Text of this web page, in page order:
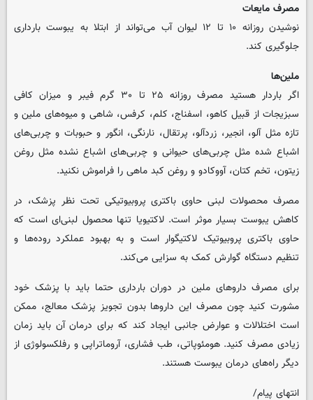
مصرف مایعات
نوشیدن روزانه ۱۰ تا ۱۲ لیوان آب می‌تواند از ابتلا به یبوست بارداری
جلوگیری کند.
ملین‌ها
اگر باردار هستید مصرف روزانه ۲۵ تا ۳۰ گرم فیبر و میزان کافی
سبزیجات از قبیل کاهو، اسفناج، کلم، کرفس، شاهی و میوه‌های ملین و
تازه مثل آلو، انجیر، زردآلو، پرتقال، نارنگی، انگور و حبوبات و چربی‌های
اشباع شده مثل چربی‌های حیوانی و چربی‌های اشباع نشده مثل روغن
زیتون، تخم کتان، آووکادو و روغن کبد ماهی را فراموش نکنید.
مصرف محصولات لبنی حاوی باکتری پروبیوتیکی تحت نظر پزشک، در
کاهش یبوست بسیار موثر است. لاکتیویا تنها محصول لبنی‌ای است که
حاوی باکتری پروبیوتیک لاکتیگوار است و به بهبود عملکرد روده‌ها و
تنظیم دستگاه گوارش کمک به سزایی می‌کند.
برای مصرف داروهای ملین در دوران بارداری حتما باید با پزشک خود
مشورت کنید چون مصرف این داروها بدون تجویز پزشک معالج، ممکن
است اختلالات و عوارض جانبی ایجاد کند که برای درمان آن باید زمان
زیادی مصرف کنید. هومئوپاتی، طب فشاری، آروماتراپی و رفلکسولوژی از
دیگر راه‌های درمان یبوست هستند.
انتهای پیام/